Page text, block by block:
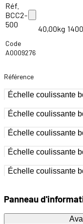
Réf.
BCC2-
500
Code
A0009276
40,00kg
Référence
Échelle coulissante
Échelle coulissante
Échelle coulissante
Échelle coulissante
Échelle coulissante
Panneau